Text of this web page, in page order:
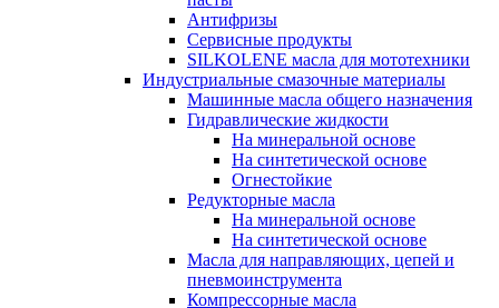
Антифризы
Сервисные продукты
SILKOLENE масла для мототехники
Индустриальные смазочные материалы
Машинные масла общего назначения
Гидравлические жидкости
На минеральной основе
На синтетической основе
Огнестойкие
Редукторные масла
На минеральной основе
На синтетической основе
Масла для направляющих, цепей и
пневмоинструмента
Компрессорные масла